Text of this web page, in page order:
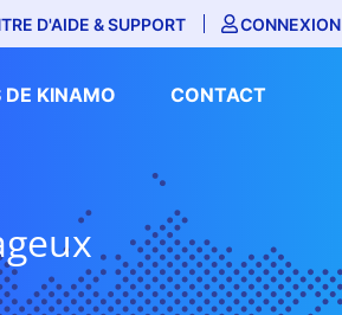
D'AIDE & SUPPORT CONNEXION
DE KINAMO CONTACT